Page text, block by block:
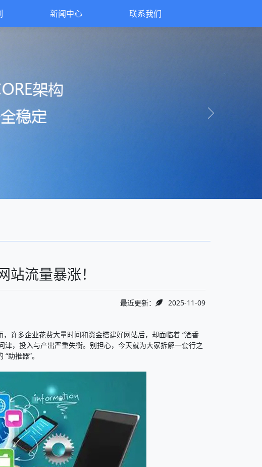
新闻中心 联系我们
Next
流量暴涨！​
最近更新： 2025-11-09
许多企业花费大量时间和资金搭建好网站后，却面临着 “酒香
，投入与产出严重失衡。别担心，今天就为大家拆解一套行之
助推器”。​